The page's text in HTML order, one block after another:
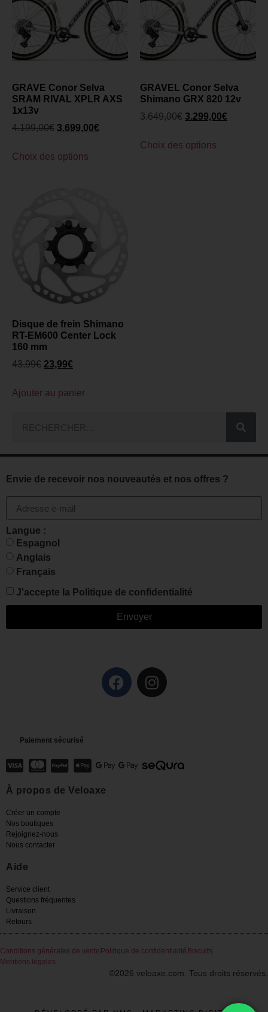
GRAVE Conor Selva
SRAM RIVAL XPLR AXS
1x13v
4.199,00€ 3.699,00€
Choix des options
GRAVEL Conor Selva
Shimano GRX 820 12v
3.649,00€ 3.299,00€
Choix des options
Disque de frein Shimano
RT-EM600 Center Lock
160 mm
43,99€ 23,99€
Ajouter au panier
Envie de recevoir nos nouveautés et nos offres ?
Langue :
Espagnol
Anglais
Français
J'accepte la Politique de confidentialité
Envoyer
Paiement sécurisé
À propos de Veloaxe
Créer un compte
Nos boutiques
Rejoignez-nous
Nous contacter
Aide
Service client
Questions fréquentes
Livraison
Retours
Conditions générales de vente Politique de confidentialité Biscuits
Mentions légales
©2026 veloaxe.com. Tous droits réservés.